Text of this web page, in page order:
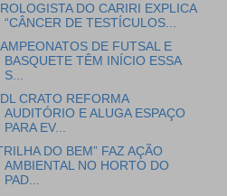
DO CARIRI EXPLICA
“CÂNCER DE TESTÍCULOS...
DE FUTSAL E
BASQUETE TÊM INÍCIO ESSA
S...
CRATO REFORMA
AUDITÓRIO E ALUGA ESPAÇO
PARA EV...
DO BEM” FAZ AÇÃO
AMBIENTAL NO HORTO DO
PAD...